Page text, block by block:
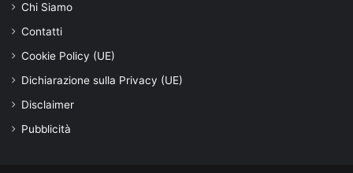
Chi Siamo
Contatti
Cookie Policy (UE)
Dichiarazione sulla Privacy (UE)
Disclaimer
Pubblicità